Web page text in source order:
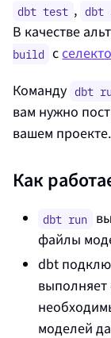
dbt test , dbt
В качестве
build с
Команду dbt
вам нужно
вашем проекте.
Как
dbt run
файлы
dbt
выполняет
моделей